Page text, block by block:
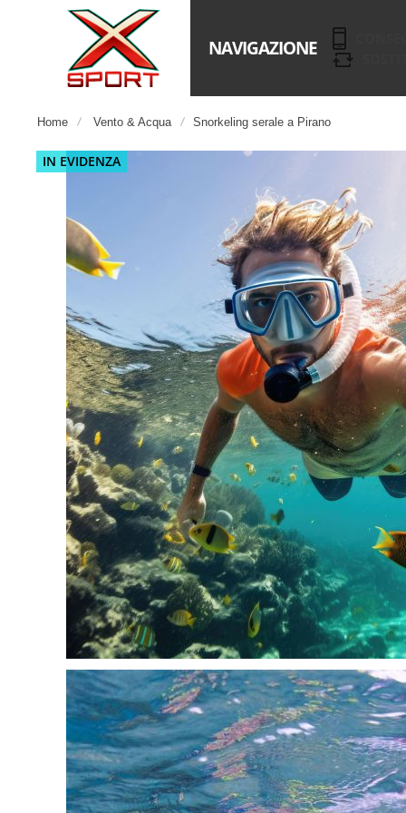
NAVIGAZIONE
Home Vento & Acqua Snorkeling serale a Pirano
Salta
della
galleria
immagini
IN EVIDENZA